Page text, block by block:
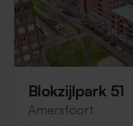
Blokzijlpark 51
Amersfoort